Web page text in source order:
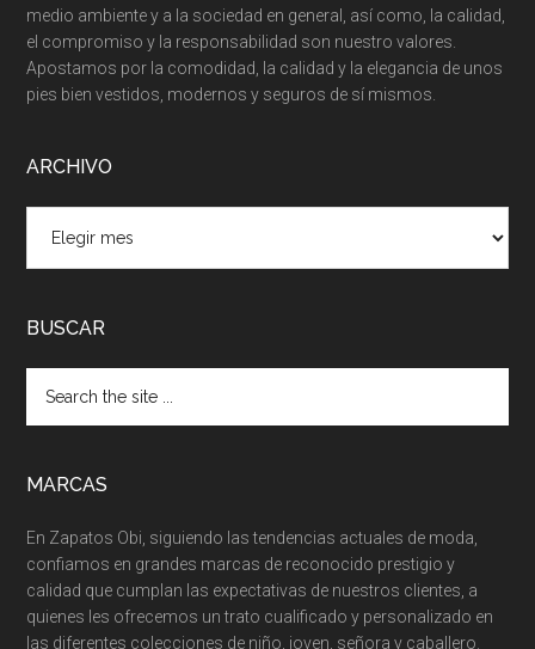
medio ambiente y a la sociedad en general, así como, la calidad,
el compromiso y la responsabilidad son nuestro valores.
Apostamos por la comodidad, la calidad y la elegancia de unos
pies bien vestidos, modernos y seguros de sí mismos.
ARCHIVO
BUSCAR
MARCAS
En Zapatos Obi, siguiendo las tendencias actuales de moda,
confiamos en grandes marcas de reconocido prestigio y
calidad que cumplan las expectativas de nuestros clientes, a
quienes les ofrecemos un trato cualificado y personalizado en
las diferentes colecciones de niño, joven, señora y caballero.